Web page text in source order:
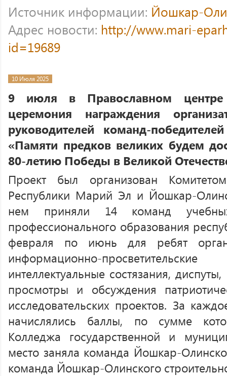
Источник информации: Йошкар-
Адрес новости: http://www.mari-
id=19689
10 Июля 2025
9 июля в Православном
церемония награждения
руководителей команд-
«Памяти предков великих будем
80-летию Победы в Великой
Проект был организован
Республики Марий Эл и Йошкар-
нем приняли 14 команд
профессионального образования
февраля по июнь для ребят
информационно-
интеллектуальные состязания,
просмотры и обсуждения
исследовательских проектов. За
начислялись баллы, по сумме
Колледжа государственной и
место заняла команда Йошкар-
команда Йошкар-Олинского